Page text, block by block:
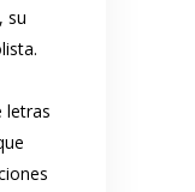
su
letras